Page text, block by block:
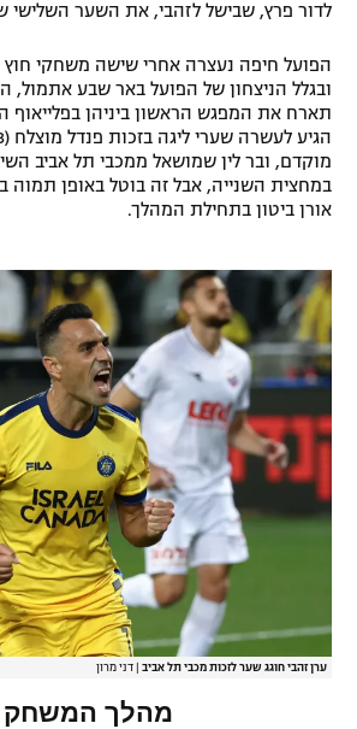
לדור פרץ, שבישל לזהבי, את השער השלישי
הפועל חיפה נעצרה אחרי שישה משחקי חוץ
ובגלל הניצחון של הפועל באר שבע אתמול,
תארח את המפגש הראשון ביניהן בפלייאוף
מוקדם, ובר לין שמושאל ממכבי תל אביב
במחצית השנייה, אבל זה בוטל באופן תמוה
אורן ביטון בתחילת המהלך.
ערן זהבי חוגג שער לזכות מכבי תל אביב דני מרון
מהלך המשחק